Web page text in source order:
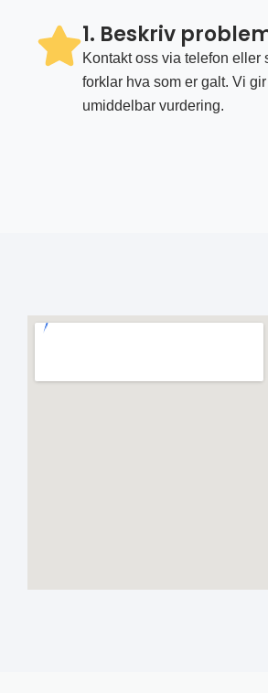
1. Beskriv
Kontakt oss via telefon eller
forklar hva som er galt. Vi
umiddelbar vurdering.